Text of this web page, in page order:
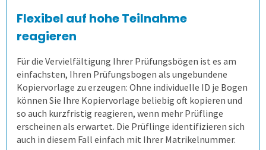
Demoversion
Befragung mit QuestorPro
Unternehmen
Mitarbeiterbefragung
360-Grad-Feedback
Gesundheitswesen
Patientenbefragung
1. Alle Befragungsarten
Kontakt
Kontakt
Anfahrt
Flexibel auf hohe Teilnahme
reagieren
Für die Vervielfältigung Ihrer Prüfungsbögen ist es am
einfachsten, Ihren Prüfungsbogen als ungebundene
Kopiervorlage zu erzeugen: Ohne individuelle ID je Bogen
können Sie Ihre Kopiervorlage beliebig oft kopieren und
so auch kurzfristig reagieren, wenn mehr Prüflinge
erscheinen als erwartet. Die Prüflinge identifizieren sich
auch in diesem Fall einfach mit Ihrer Matrikelnummer.